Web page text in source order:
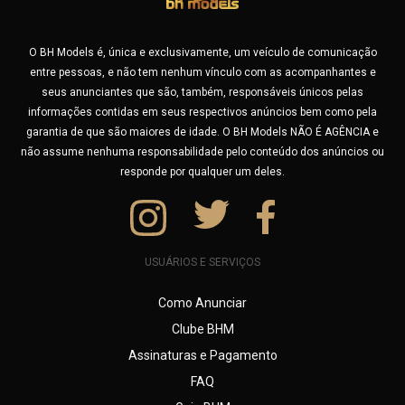
de Contagem e região? Não se preocupe, no BHModels você
pode fazer uma busca por cidade e encontrar profissionais
experientes em várias cidades do Brasil.
Seja você um morador ou um turista, usando nossa busca,
você vai encontrar uma garota de programa especial
próxima a você para viver momentos de muito prazer.
tente por exemplo, buscar por Fantasias sexuais como:
Amamentação adulta (Lactofilia), Atriz Pornô, Banho de
Chuva/Prata, Banho de Língua, Banho Dourado (Golden
Creampie, Cuckold, Dança do Ventre, Dogging, Dominação,
Facesitting, Borboleta Paraguaia
Feminização, Findom (Money Slave), Fisting, Fit Dance,
Garganta Profunda, Sexo Grupal, Inversão de Papéis, Latex,
Ruivas
Suggar Baby
O BH Models é, única e exclusivamente, um veículo de comunicação
entre pessoas, e não tem nenhum vínculo com as acompanhantes e
seus anunciantes que são, também, responsáveis únicos pelas
informações contidas em seus respectivos anúncios bem como pela
garantia de que são maiores de idade. O BH Models NÃO É AGÊNCIA e
não assume nenhuma responsabilidade pelo conteúdo dos anúncios ou
responde por qualquer um deles.
USUÁRIOS E SERVIÇOS
Como Anunciar
Clube BHM
Assinaturas e Pagamento
FAQ